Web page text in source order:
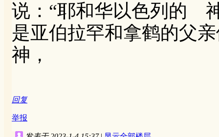
说：“耶和华以色列的
是亚伯拉罕和拿鹤的父
神，
回复
举报